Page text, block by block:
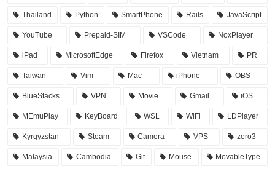
Thailand Python SmartPhone Rails JavaScript
YouTube Prepaid-SIM VSCode NoxPlayer
iPad MicrosoftEdge Firefox Vietnam PR
Taiwan Vim Mac iPhone OBS
BlueStacks VPN Movie Gmail iOS
MEmuPlay KeyBoard WSL WiFi LDPlayer
Kyrgyzstan Steam Camera VPS zero3
Malaysia Cambodia Git Mouse MovableType